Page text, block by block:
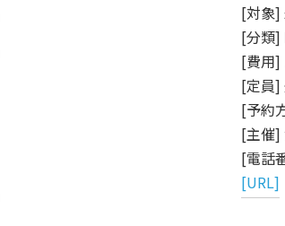
[対象]
[分類]
[費用]
[定員]
[予約
[主催]
[電話
[URL]